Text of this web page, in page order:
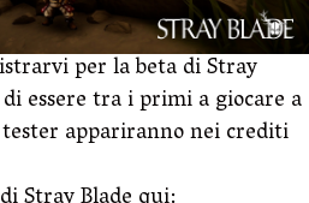
per la beta di Stray
essere tra i primi a giocare a
appariranno nei crediti